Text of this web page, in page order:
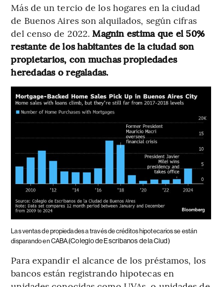
Más de un tercio de los hogares en la ciudad
de Buenos Aires son alquilados, según cifras
del censo de 2022.Magnin estima que el 50%
restante de los habitantes de la ciudad son
propietarios, con muchas propiedades
heredadas o regaladas.
Las ventas de propiedades a través de créditos hipotecarios se están
disparando en CABA.(Colegio de Escribanos de la Ciud)
Para expandir el alcance de los préstamos, los
bancos están registrando hipotecas en